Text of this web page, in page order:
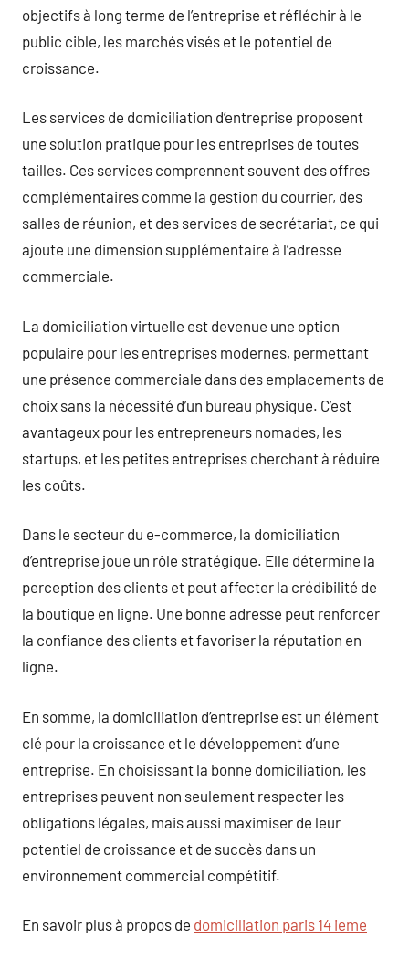
objectifs à long terme de l’entreprise et réfléchir à le
public cible, les marchés visés et le potentiel de
croissance.
Les services de domiciliation d’entreprise proposent
une solution pratique pour les entreprises de toutes
tailles. Ces services comprennent souvent des offres
complémentaires comme la gestion du courrier, des
salles de réunion, et des services de secrétariat, ce qui
ajoute une dimension supplémentaire à l’adresse
commerciale.
La domiciliation virtuelle est devenue une option
populaire pour les entreprises modernes, permettant
une présence commerciale dans des emplacements de
choix sans la nécessité d’un bureau physique. C’est
avantageux pour les entrepreneurs nomades, les
startups, et les petites entreprises cherchant à réduire
les coûts.
Dans le secteur du e-commerce, la domiciliation
d’entreprise joue un rôle stratégique. Elle détermine la
perception des clients et peut affecter la crédibilité de
la boutique en ligne. Une bonne adresse peut renforcer
la confiance des clients et favoriser la réputation en
ligne.
En somme, la domiciliation d’entreprise est un élément
clé pour la croissance et le développement d’une
entreprise. En choisissant la bonne domiciliation, les
entreprises peuvent non seulement respecter les
obligations légales, mais aussi maximiser de leur
potentiel de croissance et de succès dans un
environnement commercial compétitif.
En savoir plus à propos de domiciliation paris 14 ieme